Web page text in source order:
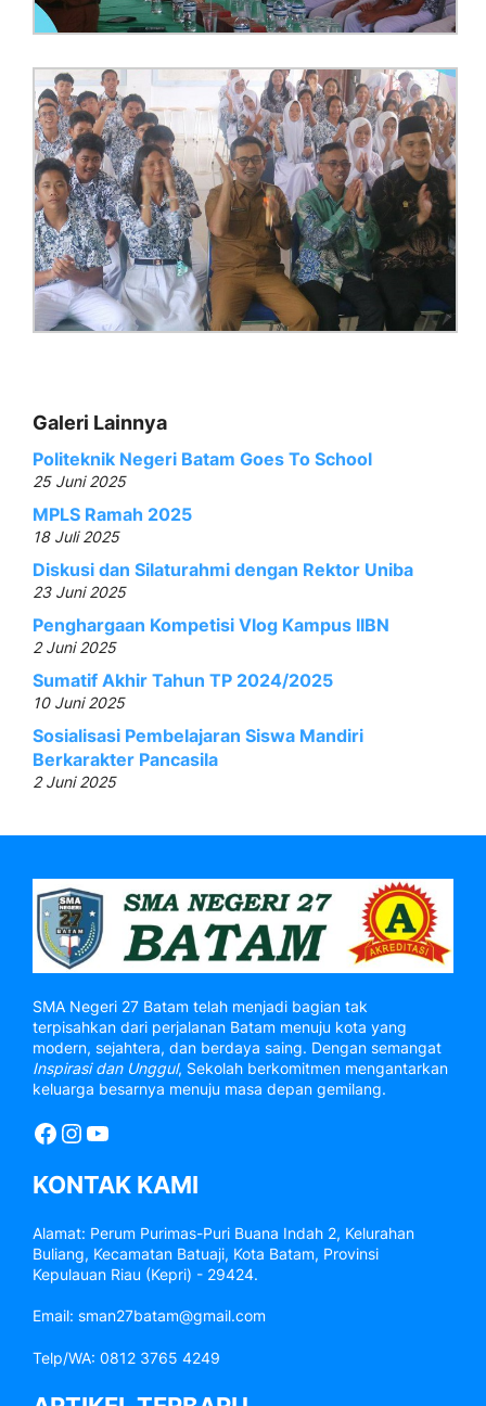
Galeri Lainnya
Politeknik Negeri Batam Goes To School
25 Juni 2025
MPLS Ramah 2025
18 Juli 2025
Diskusi dan Silaturahmi dengan Rektor Uniba
23 Juni 2025
Penghargaan Kompetisi Vlog Kampus IIBN
2 Juni 2025
Sumatif Akhir Tahun TP 2024/2025
10 Juni 2025
Sosialisasi Pembelajaran Siswa Mandiri
Berkarakter Pancasila
2 Juni 2025
SMA Negeri 27 Batam telah menjadi bagian tak
terpisahkan dari perjalanan Batam menuju kota yang
modern, sejahtera, dan berdaya saing. Dengan semangat
Inspirasi dan Unggul, Sekolah berkomitmen mengantarkan
keluarga besarnya menuju masa depan gemilang.
Facebook
Instagram
YouTube
KONTAK KAMI
Alamat: Perum Purimas-Puri Buana Indah 2, Kelurahan
Buliang, Kecamatan Batuaji, Kota Batam, Provinsi
Kepulauan Riau (Kepri) - 29424.
Email: sman27batam@gmail.com
Telp/WA: 0812 3765 4249